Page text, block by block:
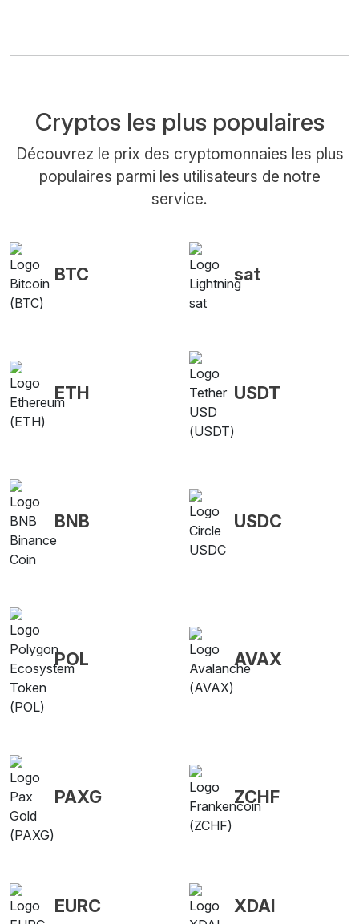
Cryptos les plus populaires
Découvrez le prix des cryptomonnaies les plus
populaires parmi les utilisateurs de notre
service.
BTC sat
ETH USDT
BNB USDC
POL AVAX
PAXG ZCHF
EURC XDAI